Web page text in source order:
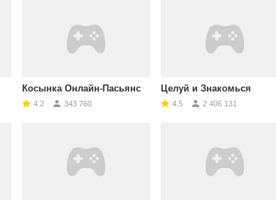
Косынка Онлайн-Пасьянс
4.2 343 760
Целуй и Знакомься
4.5 2 406 131